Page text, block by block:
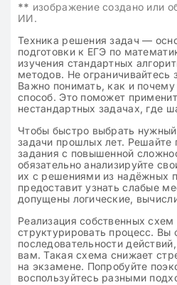
** изображение создано или
ИИ.
Техника решения задач —
подготовки к ЕГЭ по
изучения стандартных
методов. Не
Важно понимать, как и
способ. Это поможет
нестандартных задачах, где
Чтобы быстро выбрать
задачи прошлых лет.
задания с повышенной
обязательно анализируйте
их с решениями из надёжных
предоставит узнать слабые
допущены логические,
Реализация собственных
структурировать процесс. Вы
последовательности
вам. Такая схема снижает
на экзамене. Попробуйте
воспользуйтесь разными